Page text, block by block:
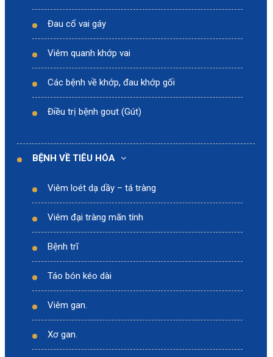
Đau cổ vai gáy
Viêm quanh khớp vai
Các bệnh về khớp, đau khớp gối
Điều trị bệnh gout (Gút)
BỆNH VỀ TIÊU HÓA
Viêm loét dạ dầy – tá tràng
Viêm đại tràng mãn tính
Bệnh trĩ
Táo bón kéo dài
Viêm gan.
Xơ gan.